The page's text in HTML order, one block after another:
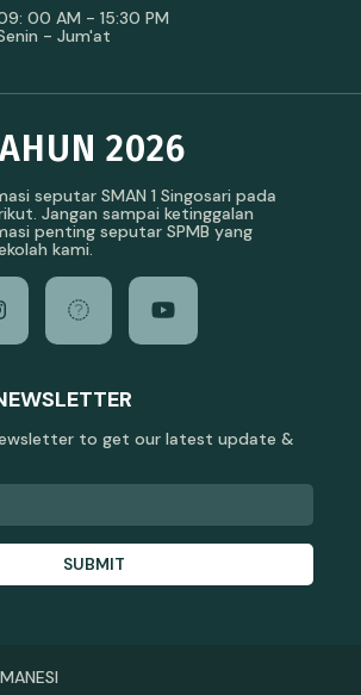
00 AM - 15:30 PM
- Jum'at
2026
seputar SMAN 1 Singosari pada
Jangan sampai ketinggalan
penting seputar SPMB yang
kami.
to get our latest update &
SUBMIT